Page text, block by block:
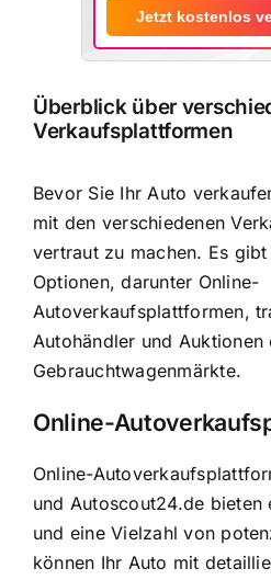
Jetzt kostenlos
Überblick über
Verkaufsplattformen
Bevor Sie Ihr Auto
mit den verschiedenen
vertraut zu machen. Es
Optionen, darunter Online-
Autoverkaufsplattformen,
Autohändler und Auktionen
Gebrauchtwagenmärkte.
Online-
Online-
und Autoscout24.de bieten
und eine Vielzahl von
können Ihr Auto mit